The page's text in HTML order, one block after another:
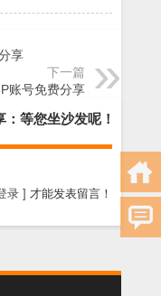
享
下一篇
账号免费分享
等您坐沙发呢！
录 ] 才能发表留言！